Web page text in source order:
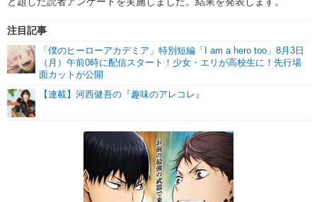
注目記事
「僕のヒーローアカデミア」特別短編「I am a hero too」8月3日
（月）午前0時に配信スタート！少女・エリが高校生に！先行場
面カットが公開
【連載】河西健吾の『趣味のアレコレ』